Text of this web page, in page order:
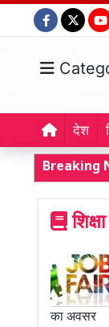
देश
Breaking
का अवसर